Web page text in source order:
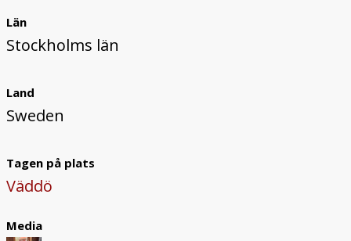
Län
Stockholms län
Land
Sweden
Tagen på plats
Väddö
Media